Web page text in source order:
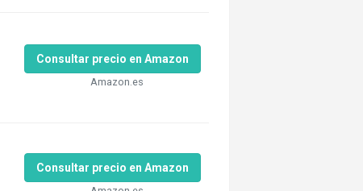
Consultar precio en Amazon
Amazon.es
Consultar precio en Amazon